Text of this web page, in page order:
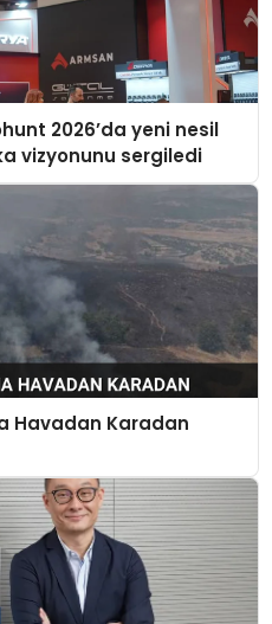
2026’da yeni nesil
vizyonunu sergiledi
Havadan Karadan